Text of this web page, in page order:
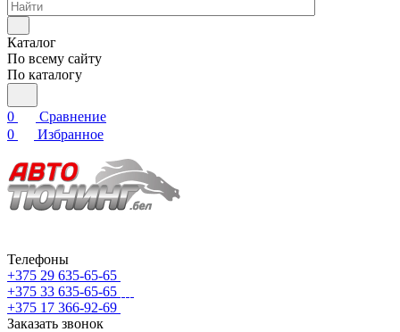
Каталог
По всему сайту
По каталогу
0
Сравнение
0
Избранное
Телефоны
+375 29 635-65-65
+375 33 635-65-65
+375 17 366-92-69
Заказать звонок